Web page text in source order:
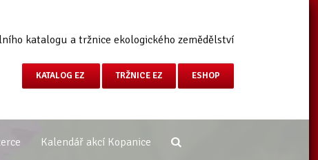
katalogu a tržnice ekologického zemědělství
KATALOG EZ TRŽNICE EZ ESHOP
Kalendář akcí Kopanice